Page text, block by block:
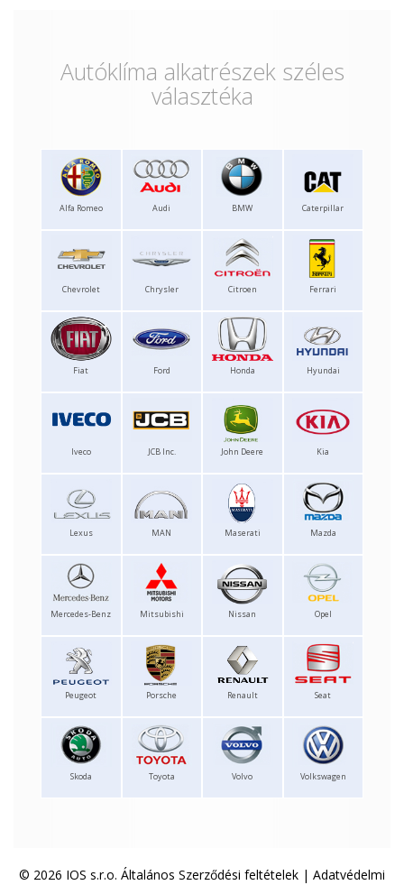
Autóklíma alkatrészek széles
választéka
Alfa Romeo Audi BMW Caterpillar
Chevrolet Chrysler Citroen Ferrari
Fiat Ford Honda Hyundai
Iveco JCB Inc. John Deere Kia
Lexus MAN Maserati Mazda
Mercedes-Benz Mitsubishi Nissan Opel
Peugeot Porsche Renault Seat
Skoda Toyota Volvo Volkswagen
© 2026 IOS s.r.o. Általános Szerződési feltételek | Adatvédelmi